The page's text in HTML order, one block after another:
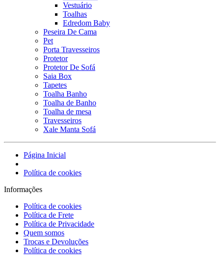
Vestuário
Toalhas
Edredom Baby
Peseira De Cama
Pet
Porta Travesseiros
Protetor
Protetor De Sofá
Saia Box
Tapetes
Toalha Banho
Toalha de Banho
Toalha de mesa
Travesseiros
Xale Manta Sofá
Página Inicial
Política de cookies
Informações
Política de cookies
Política de Frete
Política de Privacidade
Quem somos
Trocas e Devoluções
Política de cookies